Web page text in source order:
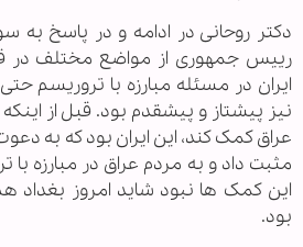
دکتر روحانی در ادامه و در پاسخ به
رییس جمهوری از مواضع مختلف در
ایران در مسئله مبارزه با تروریسم
نیز پیشتاز و پیشقدم بود. قبل از
عراق کمک کند، این ایران بود که به
مثبت داد و به مردم عراق در مبارزه با
این کمک ها نبود شاید امروز بغداد
بود.